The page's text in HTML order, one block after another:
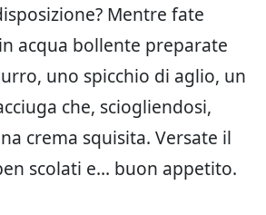
Mentre fate
acqua bollente preparate
uno spicchio di aglio, un
che, sciogliendosi,
crema squisita. Versate il
scolati e… buon appetito.